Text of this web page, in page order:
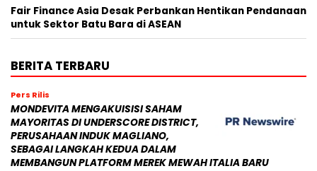
Fair Finance Asia Desak Perbankan Hentikan Pendanaan
untuk Sektor Batu Bara di ASEAN
BERITA TERBARU
Pers Rilis
MONDEVITA MENGAKUISISI SAHAM
MAYORITAS DI UNDERSCORE DISTRICT,
PERUSAHAAN INDUK MAGLIANO,
SEBAGAI LANGKAH KEDUA DALAM
MEMBANGUN PLATFORM MEREK MEWAH ITALIA BARU